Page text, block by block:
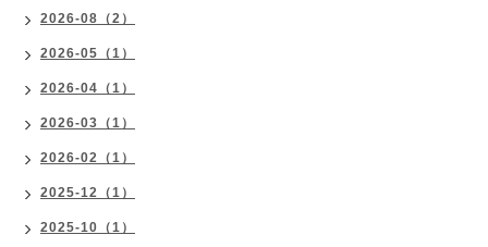
2026-08（2）
2026-05（1）
2026-04（1）
2026-03（1）
2026-02（1）
2025-12（1）
2025-10（1）